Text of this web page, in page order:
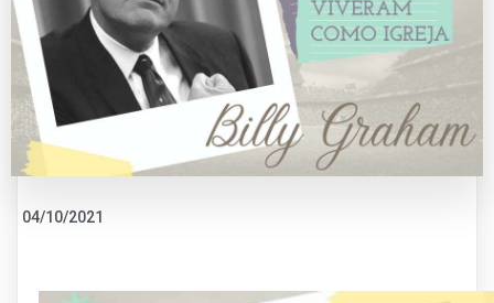
04/10/2021